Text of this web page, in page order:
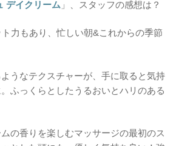
デイクリーム 」、スタッフの感想は？
ト力もあり、忙しい朝&これからの季節
ようなテクスチャーが、手に取ると気持
ふっくらとしたうるおいとハリのある
ムの香りを楽しむマッサージの最初のス